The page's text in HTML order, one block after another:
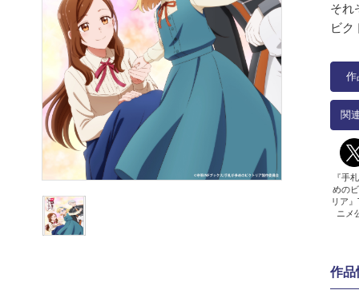
それ
ビク
作
関
『手
めの
リア
ニメ
作品